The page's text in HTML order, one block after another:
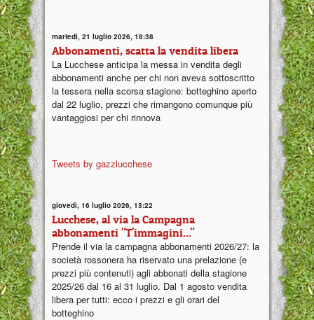
martedì, 21 luglio 2026, 18:38
Abbonamenti, scatta la vendita libera
La Lucchese anticipa la messa in vendita degli
abbonamenti anche per chi non aveva sottoscritto
la tessera nella scorsa stagione: botteghino aperto
dal 22 luglio, prezzi che rimangono comunque più
vantaggiosi per chi rinnova
Tweets by gazzlucchese
giovedì, 16 luglio 2026, 13:22
Lucchese, al via la Campagna
abbonamenti "T'immagini..."
Prende il via la campagna abbonamenti 2026/27: la
società rossonera ha riservato una prelazione (e
prezzi più contenuti) agli abbonati della stagione
2025/26 dal 16 al 31 luglio. Dal 1 agosto vendita
libera per tutti: ecco i prezzi e gli orari del
botteghino